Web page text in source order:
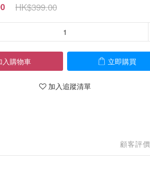
HK$399.00
入購物車 立即購買
加入追蹤清單
顧客評價